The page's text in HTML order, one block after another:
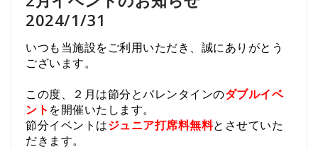
2024/1/31
いつも当施設をご利用いただき、誠にありがとう
ございます。
この度、２月は節分とバレンタインのダブルイベ
ント を開催いたします。
節分イベントはジュニア打席料無料とさせていた
だきます。